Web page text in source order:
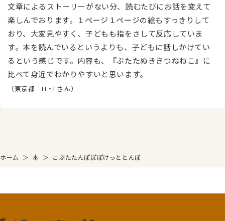
文章によるストーリーがない分、読むたびにお話を変えて
楽しんでおります。１ページ１ページの絵もすっきりして
おり、大変見やすく、子どもも指をさして反応していま
す。本を読んでいるというよりも、子どもに話しかけてい
るという感じです。内容も、『ぶたたぬききつねねこ』に
比べて身近でわかりやすいと思います。
（東京都 H・I さん）
ホーム ＞ 本 ＞ こぶたたんぽぽぽけっととんぼ